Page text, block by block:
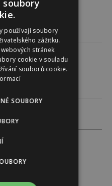
používají soubory
zážitku.
stránek
cookie v souladu
souborů cookie.
SOUBORY